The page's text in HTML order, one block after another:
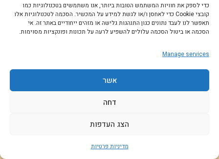
כדי לספק את חוויות המשתמש הטובות ביותר, אנו משתמשים בטכנולוגיות כמו
קובצי Cookie כדי לאחסן ו/או לגשת למידע על המכשיר. הסכמה לטכנולוגיות אלו
תאפשר לנו לעבד נתונים כגון התנהגות גלישה או מזהים ייחודיים באתר זה. אי
הסכמה או ביטול הסכמה עלולים להשפיע לרעה על תכונות ופונקציות מסוימות.
Manage services
אשר
דחה
הצג העדפות
מדיניות פרטיות
פעילות מיוחדת ומהנה בטירוף המשלבת אלמנטים מעולם הטבע,
המדע וה-ODT, בה המשתתפים ילמדו ויכירו דרך יצירתית ומיוחדת
לייצר חום ואף להדליק אש באמצעות חיכוך בין חלקי עץ!
קרא עוד »